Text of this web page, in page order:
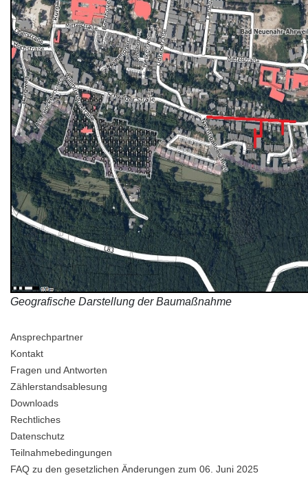
Geografische Darstellung der Baumaßnahme
Ansprechpartner
Kontakt
Fragen und Antworten
Zählerstandsablesung
Downloads
Rechtliches
Datenschutz
Teilnahmebedingungen
FAQ zu den gesetzlichen Änderungen zum 06. Juni 2025